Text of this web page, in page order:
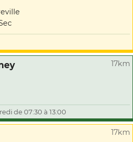
17km
de 07:30 à 13:00
17km